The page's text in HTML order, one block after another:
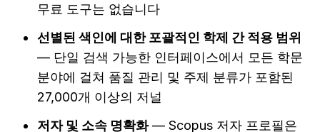
무료 도구는 없습니다
선별된 색인에 대한 포괄적인 학제 간 적용 범위
— 단일 검색 가능한 인터페이스에서 모든 학문
분야에 걸쳐 품질 관리 및 주제 분류가 포함된
27,000개 이상의 저널
저자 및 소속 명확화 — Scopus 저자 프로필은